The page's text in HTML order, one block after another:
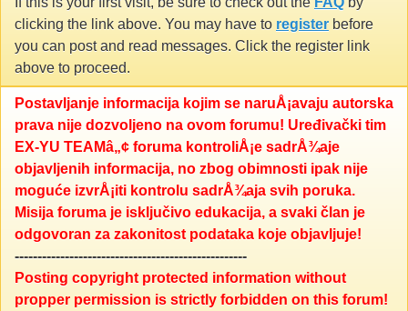
clicking the link above. You may have to register before
you can post and read messages. Click the register link
above to proceed.
Postavljanje informacija kojim se naruÅ¡avaju autorska
prava nije dozvoljeno na ovom forumu! Uređivački tim
EX-YU TEAMâ„¢ foruma kontroliÅ¡e sadrÅ¾aje
objavljenih informacija, no zbog obimnosti ipak nije
moguće izvrÅ¡iti kontrolu sadrÅ¾aja svih poruka.
Misija foruma je isključivo edukacija, a svaki član je
odgovoran za zakonitost podataka koje objavljuje!
---------------------------------------------------
Posting copyright protected information without
propper permission is strictly forbidden on this forum!